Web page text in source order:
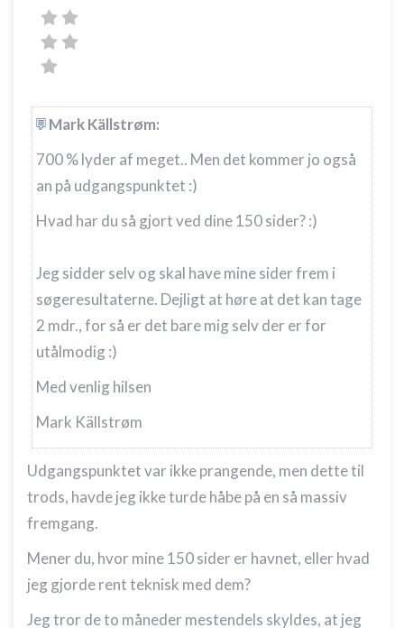
Mark Källstrøm:
700 % lyder af meget.. Men det kommer jo også
an på udgangspunktet :)
Hvad har du så gjort ved dine 150 sider? :)
Jeg sidder selv og skal have mine sider frem i
søgeresultaterne. Dejligt at høre at det kan tage
2 mdr., for så er det bare mig selv der er for
utålmodig :)
Med venlig hilsen
Mark Källstrøm
Udgangspunktet var ikke prangende, men dette til
trods, havde jeg ikke turde håbe på en så massiv
fremgang.
Mener du, hvor mine 150 sider er havnet, eller hvad
jeg gjorde rent teknisk med dem?
Jeg tror de to måneder mestendels skyldes, at jeg
Ikke-IAB-behandlingsformål:
Nødvendig
Funktionel
Annoncering / marketing